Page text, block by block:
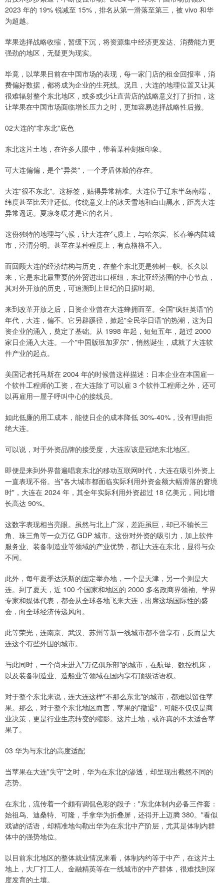
2023 年的 19% 锐减至 15%，排名从第一滑落至第三，被 vivo 和华
为超越。
苹果选择战略收缩，暂缓下沉，将资源集中经济更发达、消费能力更
强劲的地区，无疑更为现实。
毕竟，以苹果目前在中国市场的表现，每一家门店的租金回报率，消
费偏好数据，都将成为企业的生死线。况且，大连的地理位置又让其
很难辐射整个东北地区，或多或少让直营店的战略意义打了折扣，这
让苹果在中国市场面临增长压力之时，更加容易选择战略性后撤。
02大连的"非东北"底色
东北这片土地，在许多人眼中，带着某种刻板印象。
可大连偏偏，是个"异类"，一个矛盾体般的存在。
大连"很不东北"。这标签，贴得异常精准。大连位于辽东半岛南端，
纬度甚至比天津还低。传统意义上的冰天雪地和白山黑水，距离大连
异常遥远。夏凉冬暖才是它的名片。
这份独特的地理与气候，让大连在气质上，与哈尔滨、长春等内陆城
市，泾渭分明。甚至在某种程度上，有点格格不入。
而回顾大连的经济结构与历史，在整个东北更是独树一帜。长久以
来，它是东北最重要的外贸进出口枢纽，东北亚经济圈的中心节点，
其对外开放的历史，可追溯到上世纪的日据时期。
来到改革开放之后，日资企业曾在大连蜂拥而至。全国"疯狂英语"的
年代，大连，偏不。它另辟蹊径，掀起"全民学日语"的热潮，这为日
资企业的涌入，奠定了基础。从 1998 年起，短短五年，超过 2000
家日企涌入大连。一个"中国版班加罗尔"，悄然诞生，成就了大连软
件产业的起点。
美国记者托马斯在 2004 年的时候曾这样描述：日本企业在本国雇一
个软件工程师的工资，在大连除了可以雇 3 个软件工程师之外，还可
以再雇用一屋子呼叫中心的接线员。
如此低廉的用工成本，能使日企的成本降低 30%-40%，没有理由拒
绝大连。
可以说，对于外资品牌的接受度，大连应该是冠绝东北地区。
即便是来到外界普遍唱衰东北的移动互联网时代，大连在吸引外资上
一直表现不俗。当"各大城市都面临实际利用外资金额大幅滑落的窘境
时"，大连在 2024 年，其全年实际利用外资超过 18 亿美元，同比增
长高达 90%。
这数字表现相当亮眼。虽然与北上广深，差距虽巨，却已不输长三
角、珠三角等一众万亿 GDP 城市。这份对外资的吸引力，加上软件
服务业、装备制造业等领域的产业优势，都让大连在东北，显得与众
不同。
此外，每年夏季达沃斯的固定举办地，一个是天津，另一个则是大
连。到了夏天，近 100 个国家和地区的 2000 多名政商界领袖、学界
专家和媒体代表，都会从全球各地飞来大连，出席这场国际性的盛
会，向全球经济传递风向。
此等荣光，连南京、武汉、苏州等新一线城市都不曾享有，反而是大
连这个有些外围的城市。
与此同时，一个尚未进入"万亿俱乐部"的城市，在航母、数控机床，
以及装备制造业、造船业等领域在国内享有顶级话语权。
对于整个东北来说，连大连这样"不那么东北"的城市，都难以留住苹
果。那么，对于整个东北地区而言，苹果的"撤退"，可能不仅仅是商
业决策，更是行业生态转变的缩影。这片土地，或许真的不太适合苹
果了。
03 华为与东北的高度适配
当苹果在大连"失守"之时，华为在东北的渗透，却呈现出截然不同的
态势。
在东北，流传着一个颇有调侃色彩的段子："东北体制内必备三件套：
始祖鸟、迪桑特、可隆，手拿华为折叠屏，还得开上迈腾 380。"看似
戏谑的话语，却精准地勾勒出华为在东北中产阶层，尤其是体制内群
体中的强势地位。
以目前东北地区的整体就业情况来看，体制内约等于中产，在这片土
地上，大厂打工人、金融精英等在一线城市的中产群体，很难找到深
度发育的土壤。